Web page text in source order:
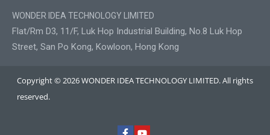
WONDER IDEA TECHNOLOGY LIMITED
Flat/Rm D3, 11/F, Luk Hop Industrial Building, No.8 Luk Hop
Street, San Po Kong, Kowloon, Hong Kong
Copyright © 2026 WONDER IDEA TECHNOLOGY LIMITED. All rights
reserved.